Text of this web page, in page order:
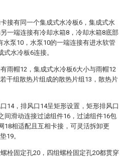
接有同一个集成式水冷板6，集成式水
一端连接有冷却水箱8，冷却水箱8底部
泵10，水泵10的一端连接有进水软管
水冷板6连接。
雨帽12，集成式水冷板6大小与雨帽12
干组散热片组成的散热片组13，散热片
14，排风口14呈矩形设置，矩形排风口
间滑动连接过滤组件16，过滤组件16包
18相适配且互相卡接，可灵活拆卸更
19。
栓固定孔20，四组螺栓固定孔20都贯穿